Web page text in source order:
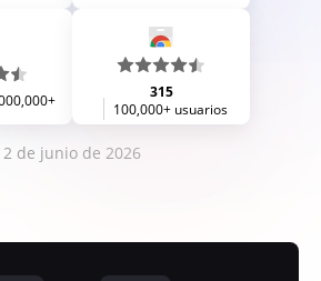
315
100,000+ usuarios
2 de junio de 2026